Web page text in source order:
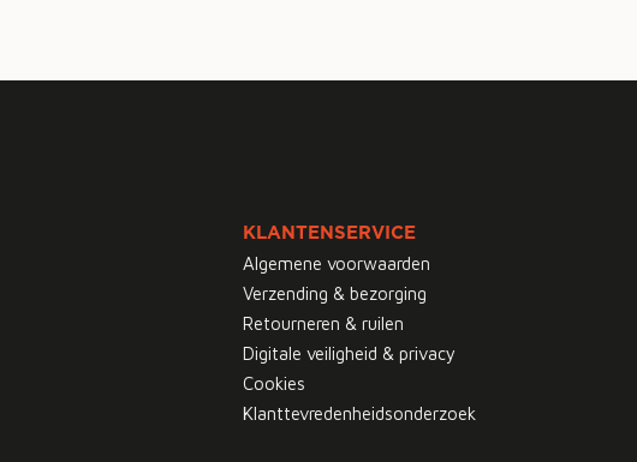
KLANTENSERVICE
Algemene voorwaarden
Verzending & bezorging
Retourneren & ruilen
Digitale veiligheid & privacy
Cookies
Klanttevredenheidsonderzoek